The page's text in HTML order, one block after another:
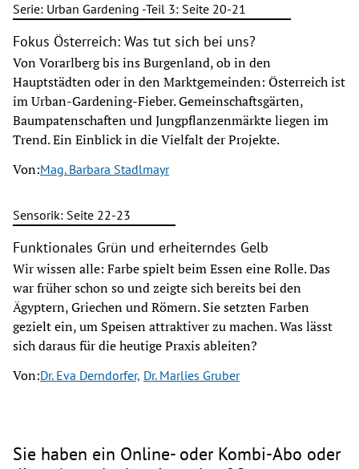
Serie: Urban Gardening -Teil 3: Seite 20-21
Fokus Österreich: Was tut sich bei uns?
Von Vorarlberg bis ins Burgenland, ob in den
Hauptstädten oder in den Marktgemeinden: Österreich ist
im Urban-Gardening-Fieber. Gemeinschaftsgärten,
Baumpatenschaften und Jungpflanzenmärkte liegen im
Trend. Ein Einblick in die Vielfalt der Projekte.
Von:Mag. Barbara Stadlmayr
Sensorik: Seite 22-23
Funktionales Grün und erheiterndes Gelb
Wir wissen alle: Farbe spielt beim Essen eine Rolle. Das
war früher schon so und zeigte sich bereits bei den
Ägyptern, Griechen und Römern. Sie setzten Farben
gezielt ein, um Speisen attraktiver zu machen. Was lässt
sich daraus für die heutige Praxis ableiten?
Von:Dr. Eva Derndorfer, Dr. Marlies Gruber
Sie haben ein Online- oder Kombi-Abo oder